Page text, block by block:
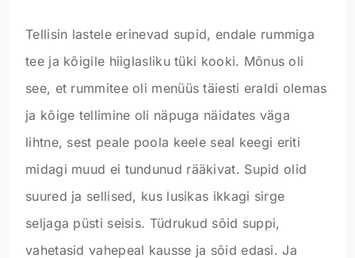
Tellisin lastele erinevad supid, endale rummiga
tee ja kõigile hiiglasliku tüki kooki. Mõnus oli
see, et rummitee oli menüüs täiesti eraldi olemas
ja kõige tellimine oli näpuga näidates väga
lihtne, sest peale poola keele seal keegi eriti
midagi muud ei tundunud rääkivat. Supid olid
suured ja sellised, kus lusikas ikkagi sirge
seljaga püsti seisis. Tüdrukud sõid suppi,
vahetasid vahepeal kausse ja sõid edasi. Ja